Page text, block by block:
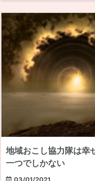
地域おこし協力隊は幸
一つでしかない